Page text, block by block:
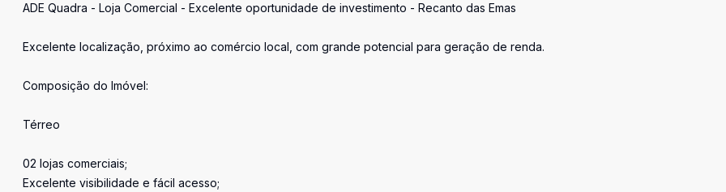
ADE Quadra - Loja Comercial - Excelente oportunidade de investimento - Recanto das Emas
Excelente localização, próximo ao comércio local, com grande potencial para geração de renda.
Composição do Imóvel:
Térreo
02 lojas comerciais;
Excelente visibilidade e fácil acesso;